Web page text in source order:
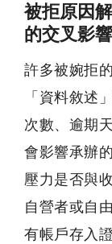
被拒原因
的交叉影響
許多被婉拒
「資料敘述
次數、逾期
會影響承辦
壓力是否與
自營者或自
有帳戶存入